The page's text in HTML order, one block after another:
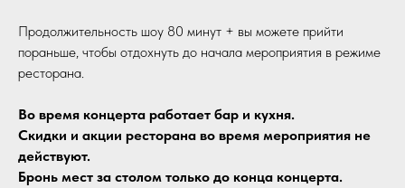
Продолжительность шоу 80 минут + вы можете прийти
пораньше, чтобы отдохнуть до начала мероприятия в режиме
ресторана.
Во время концерта работает бар и кухня.
Скидки и акции ресторана во время мероприятия не
действуют.
Бронь мест за столом только до конца концерта.